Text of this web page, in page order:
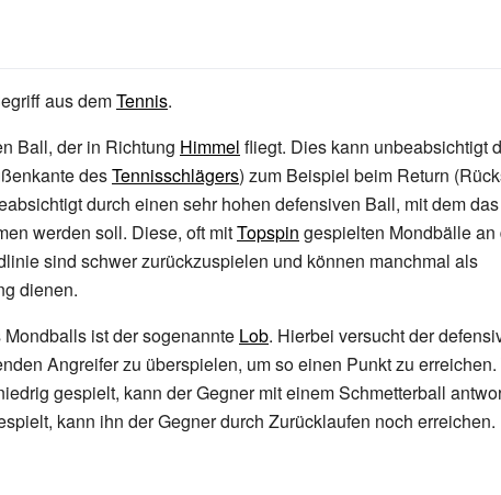
aus demTennis.
Ball, der in Richtung Himmel fliegt. Dies kann unbeabsichtigt
desTennisschlägers) zum Beispiel beim Return
durch einen sehr hohen defensiven Ball, mit dem
werden soll. Diese, oft mitTopspin gespielten Mondbälle an
sind schwer zurückzuspielen und können manchmal als
dienen.
ist der sogenannte Lob. Hierbei versucht der
Angreifer zu überspielen, um so einen Punkt zu
gespielt, kann der Gegner mit einem Schmetterball
kann ihn der Gegner durch Zurücklaufen noch erreichen.